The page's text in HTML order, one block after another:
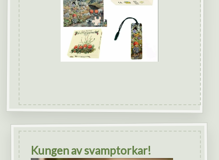
Kungen av svamptorkar!